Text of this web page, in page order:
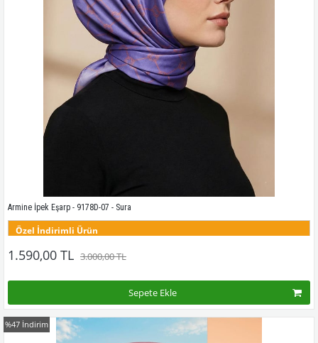
Armine İpek Eşarp - 9178D-07 - Sura
Özel İndirimli Ürün
1.590,00 TL 3.000,00 TL
Sepete Ekle
%47 İndirim